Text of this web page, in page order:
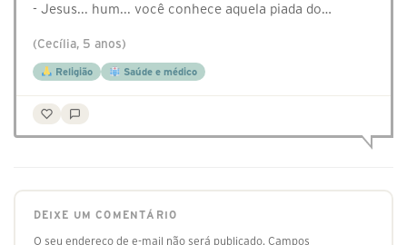
- Jesus... hum... você conhece aquela piada do…
(Cecília, 5 anos)
Religião Saúde e médico
DEIXE UM COMENTÁRIO
O seu endereço de e-mail não será publicado. Campos